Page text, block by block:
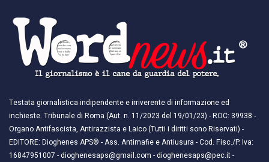
Testata giornalistica indipendente e irriverente di informazione ed
inchieste. Tribunale di Roma (Aut. n. 11/2023 del 19/01/23) - ROC: 39938 -
Organo Antifascista, Antirazzista e Laico (Tutti i diritti sono Riservati) -
EDITORE: Dioghenes APS® - Ass. Antimafie e Antiusura - Cod. Fisc./P. Iva:
16847951007 - dioghenesaps@gmail.com - dioghenesaps@pec.it - ​​